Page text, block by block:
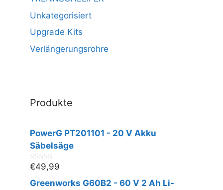
Unkategorisiert
Upgrade Kits
Verlängerungsrohre
Produkte
PowerG PT201101 - 20 V Akku
Säbelsäge
0
v
o
€49,99
Greenworks G60B2 - 60 V 2 Ah Li-